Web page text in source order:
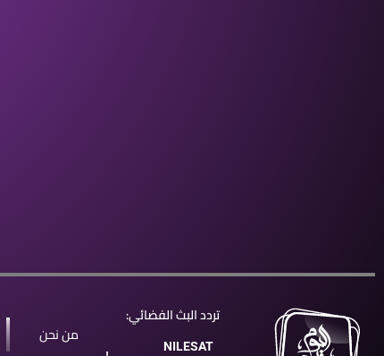
تردد البث الفضائي:
NILESAT من نحن